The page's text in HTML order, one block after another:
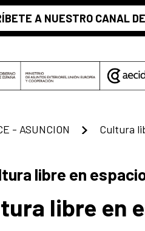
A NUESTRO CANAL
- ASUNCION
libre en
libre en